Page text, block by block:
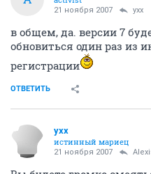
21 ноября 2007 yxx
в общем, да. версии 7
обновиться один раз из
регистрации
ОТВЕТИТЬ
yxx
истинный мариец
21 ноября 2007